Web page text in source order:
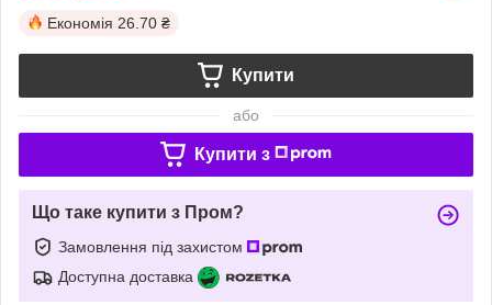
Економія 26.70 ₴
Купити
або
Купити з
Що таке купити з Пром?
Замовлення під захистом
Доступна доставка